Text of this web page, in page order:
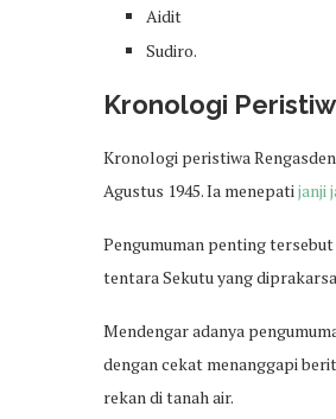
Aidit
Sudiro.
Kronologi
Kronologi peristiwa
Agustus 1945. Ia menepatijanji
Pengumuman penting
tentara Sekutu yang
Mendengar adanya
dengan cekat menanggapi
rekan di tanah air.